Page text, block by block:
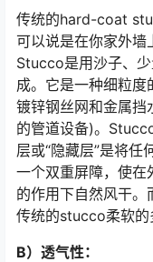
传统的hard-coat
可以说是在你家外墙
Stucco是用沙子、
成。它是一种细粒度
镀锌钢丝网和金属
的管道设备)。
层或“隐藏层”是将任
一个双重屏障，使在
的作用下自然风干
传统的stucco柔软的
B）透气性：